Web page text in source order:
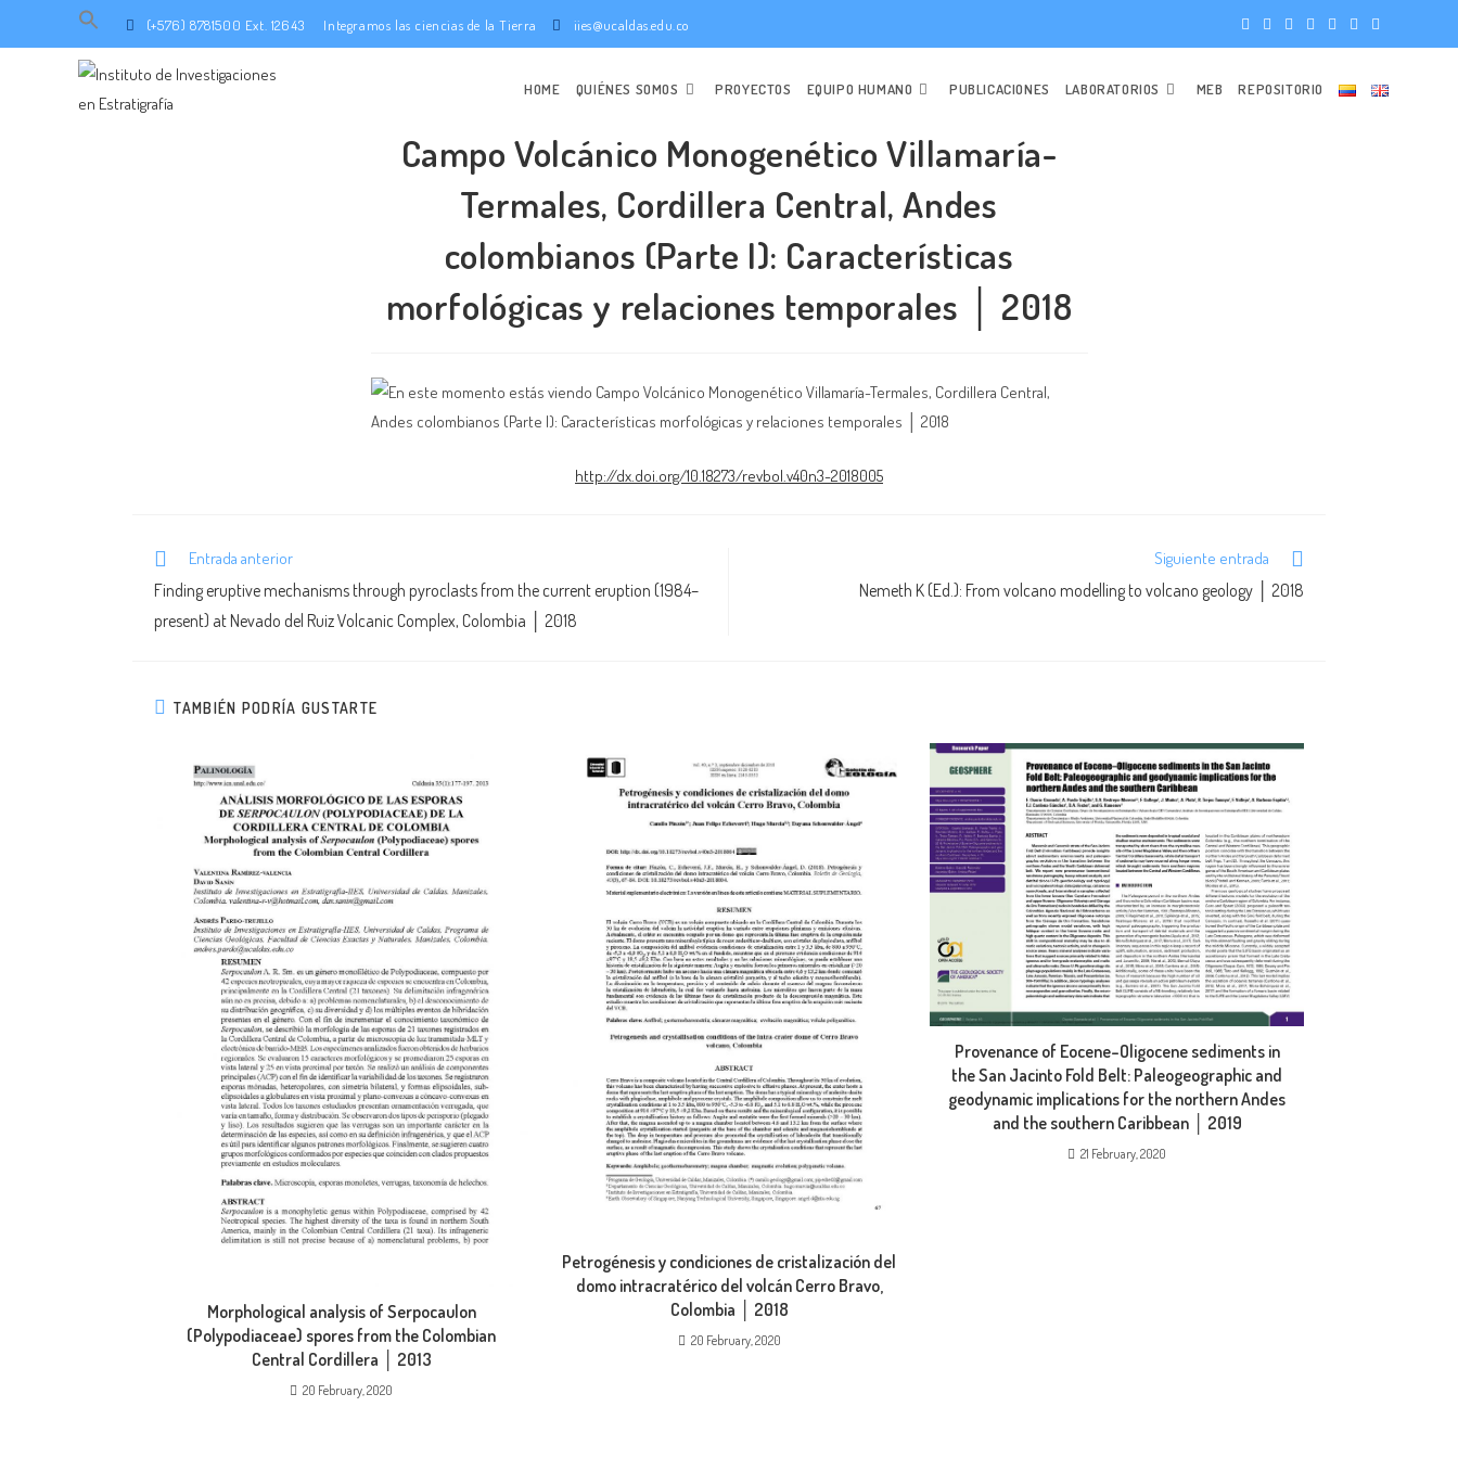
Search
(+576) 8781500 Ext. 12643 Integramos las ciencias de la Tierra iies@ucaldas.edu.co
HOME QUIÉNES SOMOS PROYECTOS EQUIPO HUMANO PUBLICACIONES LABORATORIOS MEB REPOSITORIO
Campo Volcánico Monogenético Villamaría-
Termales, Cordillera Central, Andes
colombianos (Parte I): Características
morfológicas y relaciones temporales │ 2018
http://dx.doi.org/10.18273/revbol.v40n3-2018005
Entrada anterior
Finding eruptive mechanisms through pyroclasts from the current eruption (1984–
present) at Nevado del Ruiz Volcanic Complex, Colombia │ 2018
Siguiente entrada
Nemeth K (Ed.): From volcano modelling to volcano geology │ 2018
TAMBIÉN PODRÍA GUSTARTE
Morphological analysis of Serpocaulon
(Polypodiaceae) spores from the Colombian
Central Cordillera │ 2013
20 February, 2020
Petrogénesis y condiciones de cristalización del
domo intracratérico del volcán Cerro Bravo,
Colombia │ 2018
20 February, 2020
Provenance of Eocene–Oligocene sediments in
the San Jacinto Fold Belt: Paleogeographic and
geodynamic implications for the northern Andes
and the southern Caribbean │ 2019
21 February, 2020